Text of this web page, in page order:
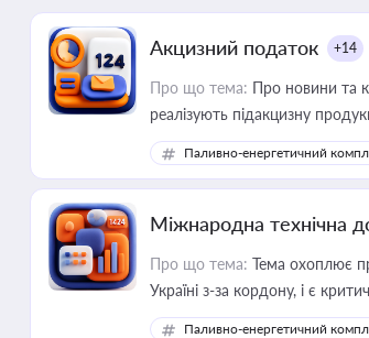
Акцизний податок +14
Про що тема: Про новини та
реалізують підакцизну
Паливно-енергетичний
Міжнародна технічна
Про що тема: Тема охоплює
Україні з-за кордону, і є
інфраструктурних проєктів
Паливно-енергетичний